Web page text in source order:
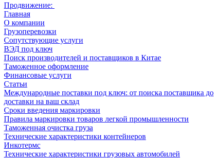
Продвижение:
Главная
О компании
Грузоперевозки
Сопутствующие услуги
ВЭД под ключ
Поиск производителей и поставщиков в Китае
Таможенное оформление
Финансовые услуги
Статьи
Международные поставки под ключ: от поиска поставщика до
доставки на ваш склад
Сроки введения маркировки
Правила маркировки товаров легкой промышленности
Таможенная очистка груза
Технические характеристики контейнеров
Инкотермс
Технические характеристики грузовых автомобилей